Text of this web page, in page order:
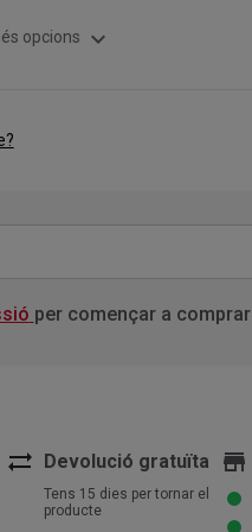
opcions expand_more
per començar a comprar
sync_alt Devolució gratuïta
Tens 15 dies per tornar el
producte
store